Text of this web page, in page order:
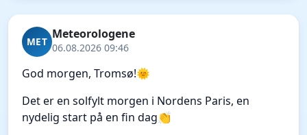
MET
Meteorologene
06.08.2026 09:46
God morgen, Tromsø!🌞
Det er en solfylt morgen i Nordens Paris, en
nydelig start på en fin dag👏